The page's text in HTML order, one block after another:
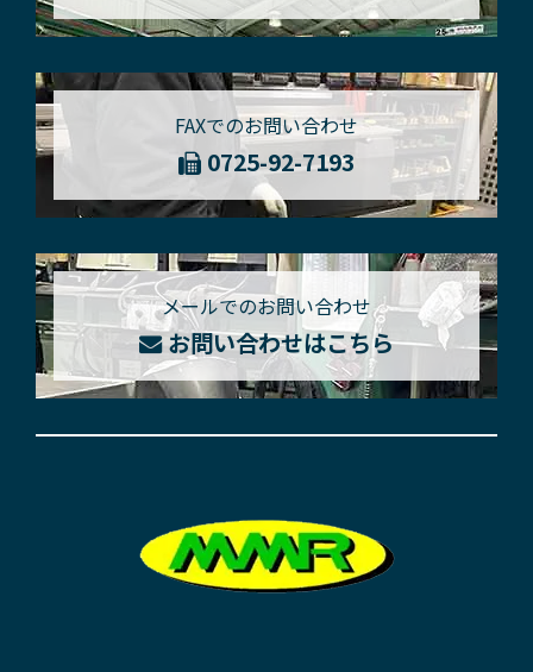
FAXでのお問い合わせ
0725-92-7193
メールでのお問い合わせ
お問い合わせはこちら